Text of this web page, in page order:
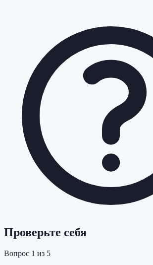
Проверьте себя
Вопрос 1 из 5